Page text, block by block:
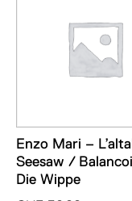
Enzo Mari –
Seesaw /
Die Wippe